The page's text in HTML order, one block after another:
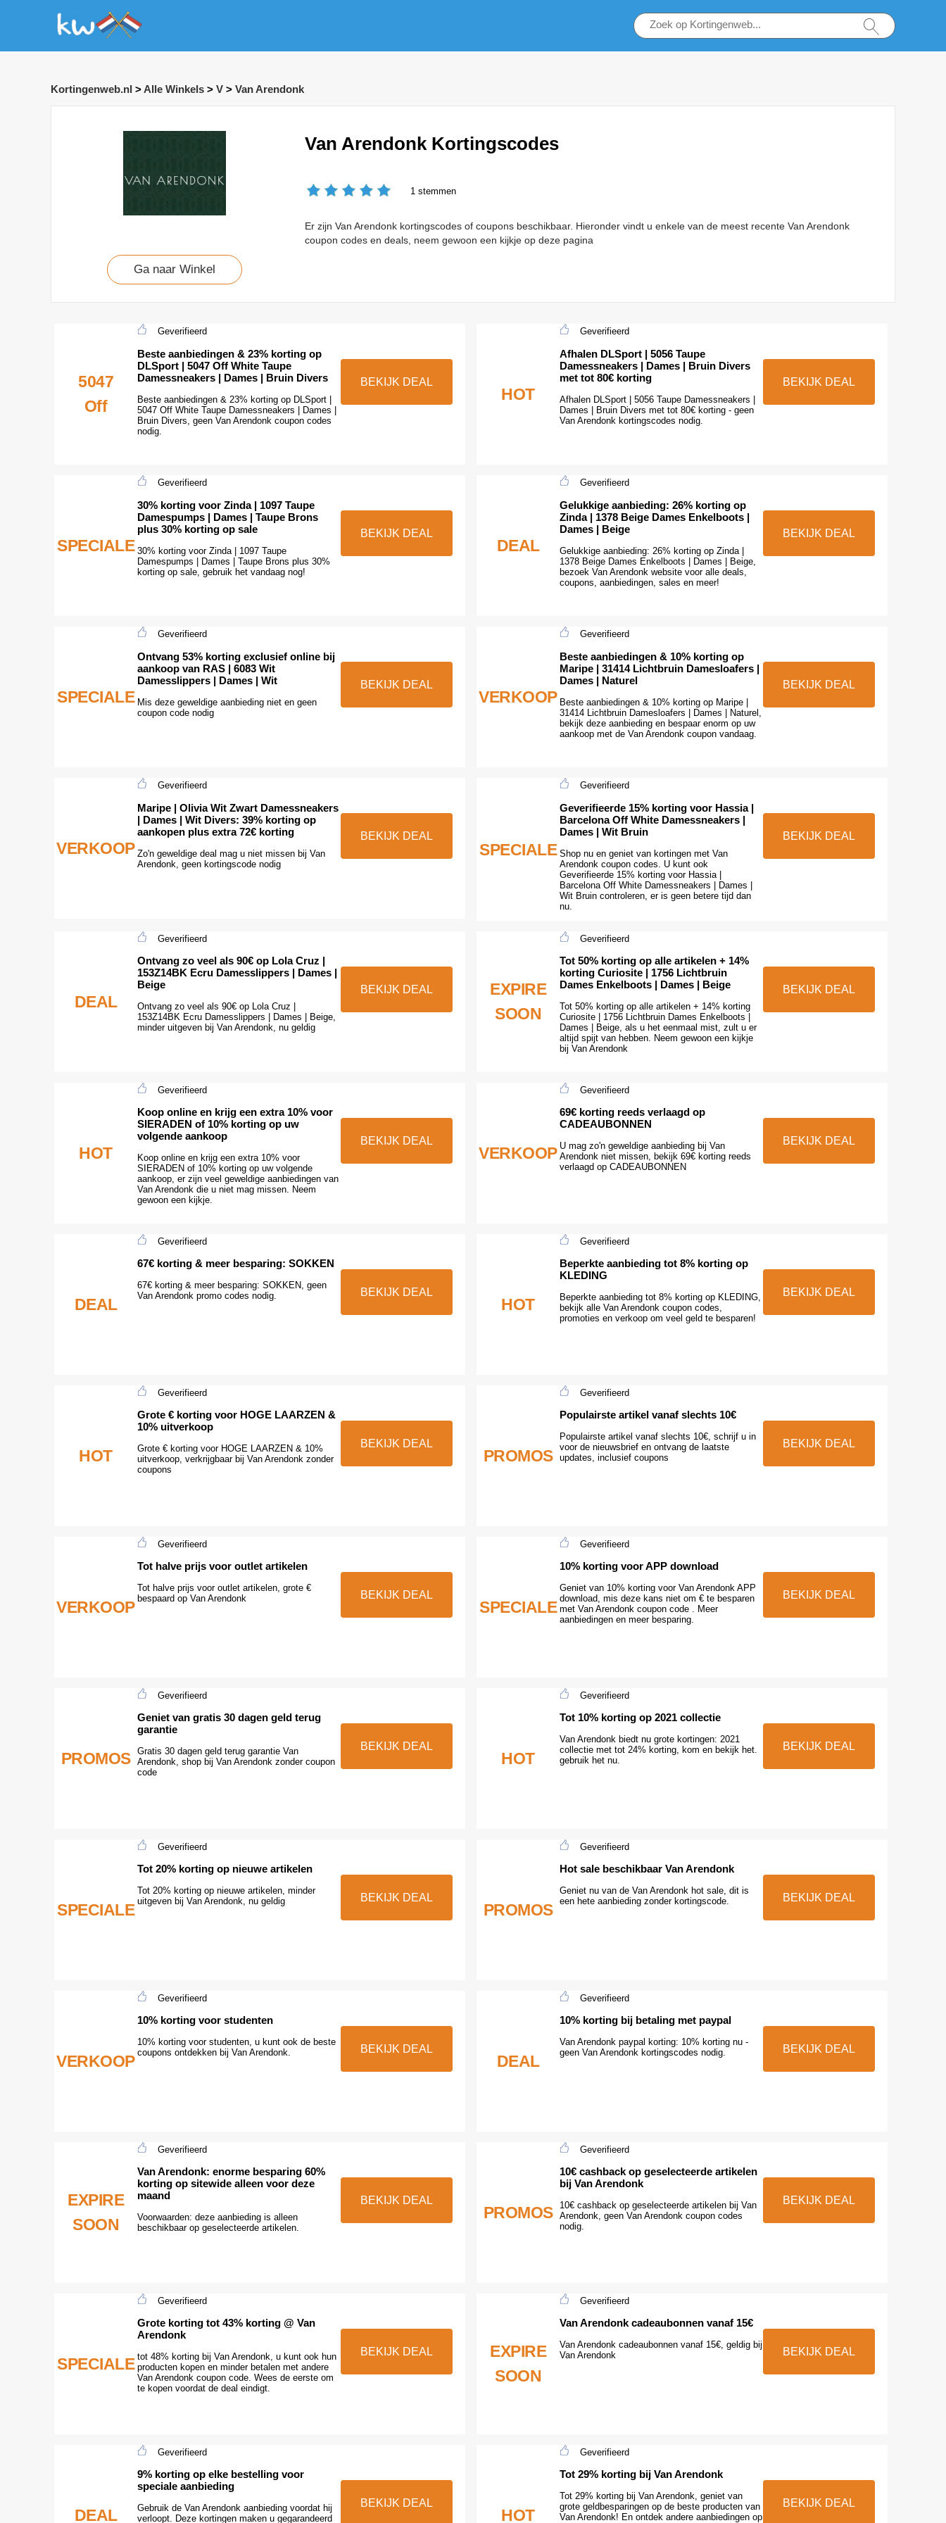
Kortingenweb.nl > Alle Winkels > V > Van Arendonk
Ga naar Winkel
Van Arendonk Kortingscodes
1 stemmen
Er zijn Van Arendonk kortingscodes of coupons beschikbaar. Hieronder vindt u enkele van de meest recente Van Arendonk
coupon codes en deals, neem gewoon een kijkje op deze pagina
5047
Off
Geverifieerd
Beste aanbiedingen & 23% korting op
DLSport | 5047 Off White Taupe
Damessneakers | Dames | Bruin Divers
Beste aanbiedingen & 23% korting op DLSport |
5047 Off White Taupe Damessneakers | Dames |
Bruin Divers, geen Van Arendonk coupon codes
nodig.
BEKIJK DEAL
HOT
Geverifieerd
Afhalen DLSport | 5056 Taupe
Damessneakers | Dames | Bruin Divers
met tot 80€ korting
Afhalen DLSport | 5056 Taupe Damessneakers |
Dames | Bruin Divers met tot 80€ korting - geen
Van Arendonk kortingscodes nodig.
BEKIJK DEAL
SPECIALE
Geverifieerd
30% korting voor Zinda | 1097 Taupe
Damespumps | Dames | Taupe Brons
plus 30% korting op sale
30% korting voor Zinda | 1097 Taupe
Damespumps | Dames | Taupe Brons plus 30%
korting op sale, gebruik het vandaag nog!
BEKIJK DEAL
DEAL
Geverifieerd
Gelukkige aanbieding: 26% korting op
Zinda | 1378 Beige Dames Enkelboots |
Dames | Beige
Gelukkige aanbieding: 26% korting op Zinda |
1378 Beige Dames Enkelboots | Dames | Beige,
bezoek Van Arendonk website voor alle deals,
coupons, aanbiedingen, sales en meer!
BEKIJK DEAL
SPECIALE
Geverifieerd
Ontvang 53% korting exclusief online bij
aankoop van RAS | 6083 Wit
Damesslippers | Dames | Wit
Mis deze geweldige aanbieding niet en geen
coupon code nodig
BEKIJK DEAL
VERKOOP
Geverifieerd
Beste aanbiedingen & 10% korting op
Maripe | 31414 Lichtbruin Damesloafers |
Dames | Naturel
Beste aanbiedingen & 10% korting op Maripe |
31414 Lichtbruin Damesloafers | Dames | Naturel,
bekijk deze aanbieding en bespaar enorm op uw
aankoop met de Van Arendonk coupon vandaag.
BEKIJK DEAL
VERKOOP
Geverifieerd
Maripe | Olivia Wit Zwart Damessneakers
| Dames | Wit Divers: 39% korting op
aankopen plus extra 72€ korting
Zo'n geweldige deal mag u niet missen bij Van
Arendonk, geen kortingscode nodig
BEKIJK DEAL
SPECIALE
Geverifieerd
Geverifieerde 15% korting voor Hassia |
Barcelona Off White Damessneakers |
Dames | Wit Bruin
Shop nu en geniet van kortingen met Van
Arendonk coupon codes. U kunt ook
Geverifieerde 15% korting voor Hassia |
Barcelona Off White Damessneakers | Dames |
Wit Bruin controleren, er is geen betere tijd dan
nu.
BEKIJK DEAL
DEAL
Geverifieerd
Ontvang zo veel als 90€ op Lola Cruz |
153Z14BK Ecru Damesslippers | Dames |
Beige
Ontvang zo veel als 90€ op Lola Cruz |
153Z14BK Ecru Damesslippers | Dames | Beige,
minder uitgeven bij Van Arendonk, nu geldig
BEKIJK DEAL
EXPIRE
SOON
Geverifieerd
Tot 50% korting op alle artikelen + 14%
korting Curiosite | 1756 Lichtbruin
Dames Enkelboots | Dames | Beige
Tot 50% korting op alle artikelen + 14% korting
Curiosite | 1756 Lichtbruin Dames Enkelboots |
Dames | Beige, als u het eenmaal mist, zult u er
altijd spijt van hebben. Neem gewoon een kijkje
bij Van Arendonk
BEKIJK DEAL
HOT
Geverifieerd
Koop online en krijg een extra 10% voor
SIERADEN of 10% korting op uw
volgende aankoop
Koop online en krijg een extra 10% voor
SIERADEN of 10% korting op uw volgende
aankoop, er zijn veel geweldige aanbiedingen van
Van Arendonk die u niet mag missen. Neem
gewoon een kijkje.
BEKIJK DEAL
VERKOOP
Geverifieerd
69€ korting reeds verlaagd op
CADEAUBONNEN
U mag zo'n geweldige aanbieding bij Van
Arendonk niet missen, bekijk 69€ korting reeds
verlaagd op CADEAUBONNEN
BEKIJK DEAL
DEAL
Geverifieerd
67€ korting & meer besparing: SOKKEN
67€ korting & meer besparing: SOKKEN, geen
Van Arendonk promo codes nodig.
BEKIJK DEAL
HOT
Geverifieerd
Beperkte aanbieding tot 8% korting op
KLEDING
Beperkte aanbieding tot 8% korting op KLEDING,
bekijk alle Van Arendonk coupon codes,
promoties en verkoop om veel geld te besparen!
BEKIJK DEAL
HOT
Geverifieerd
Grote € korting voor HOGE LAARZEN &
10% uitverkoop
Grote € korting voor HOGE LAARZEN & 10%
uitverkoop, verkrijgbaar bij Van Arendonk zonder
coupons
BEKIJK DEAL
PROMOS
Geverifieerd
Populairste artikel vanaf slechts 10€
Populairste artikel vanaf slechts 10€, schrijf u in
voor de nieuwsbrief en ontvang de laatste
updates, inclusief coupons
BEKIJK DEAL
VERKOOP
Geverifieerd
Tot halve prijs voor outlet artikelen
Tot halve prijs voor outlet artikelen, grote €
bespaard op Van Arendonk
BEKIJK DEAL
SPECIALE
Geverifieerd
10% korting voor APP download
Geniet van 10% korting voor Van Arendonk APP
download, mis deze kans niet om € te besparen
met Van Arendonk coupon code . Meer
aanbiedingen en meer besparing.
BEKIJK DEAL
PROMOS
Geverifieerd
Geniet van gratis 30 dagen geld terug
garantie
Gratis 30 dagen geld terug garantie Van
Arendonk, shop bij Van Arendonk zonder coupon
code
BEKIJK DEAL
HOT
Geverifieerd
Tot 10% korting op 2021 collectie
Van Arendonk biedt nu grote kortingen: 2021
collectie met tot 24% korting, kom en bekijk het.
gebruik het nu.
BEKIJK DEAL
SPECIALE
Geverifieerd
Tot 20% korting op nieuwe artikelen
Tot 20% korting op nieuwe artikelen, minder
uitgeven bij Van Arendonk, nu geldig
BEKIJK DEAL
PROMOS
Geverifieerd
Hot sale beschikbaar Van Arendonk
Geniet nu van de Van Arendonk hot sale, dit is
een hete aanbieding zonder kortingscode.
BEKIJK DEAL
VERKOOP
Geverifieerd
10% korting voor studenten
10% korting voor studenten, u kunt ook de beste
coupons ontdekken bij Van Arendonk.
BEKIJK DEAL
DEAL
Geverifieerd
10% korting bij betaling met paypal
Van Arendonk paypal korting: 10% korting nu -
geen Van Arendonk kortingscodes nodig.
BEKIJK DEAL
EXPIRE
SOON
Geverifieerd
Van Arendonk: enorme besparing 60%
korting op sitewide alleen voor deze
maand
Voorwaarden: deze aanbieding is alleen
beschikbaar op geselecteerde artikelen.
BEKIJK DEAL
PROMOS
Geverifieerd
10€ cashback op geselecteerde artikelen
bij Van Arendonk
10€ cashback op geselecteerde artikelen bij Van
Arendonk, geen Van Arendonk coupon codes
nodig.
BEKIJK DEAL
SPECIALE
Geverifieerd
Grote korting tot 43% korting @ Van
Arendonk
tot 48% korting bij Van Arendonk, u kunt ook hun
producten kopen en minder betalen met andere
Van Arendonk coupon code. Wees de eerste om
te kopen voordat de deal eindigt.
BEKIJK DEAL
EXPIRE
SOON
Geverifieerd
Van Arendonk cadeaubonnen vanaf 15€
Van Arendonk cadeaubonnen vanaf 15€, geldig bij
Van Arendonk
BEKIJK DEAL
DEAL
Geverifieerd
9% korting op elke bestelling voor
speciale aanbieding
Gebruik de Van Arendonk aanbieding voordat hij
verloopt. Deze kortingen maken u gegarandeerd
BEKIJK DEAL
HOT
Geverifieerd
Tot 29% korting bij Van Arendonk
Tot 29% korting bij Van Arendonk, geniet van
grote geldbesparingen op de beste producten van
Van Arendonk! En ontdek andere aanbiedingen op
BEKIJK DEAL